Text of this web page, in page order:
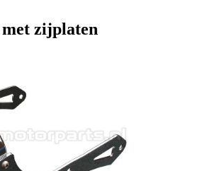
zijplaten